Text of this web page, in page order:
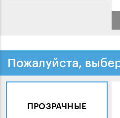
Пожалуйста,
ПРОЗРАЧНЫЕ